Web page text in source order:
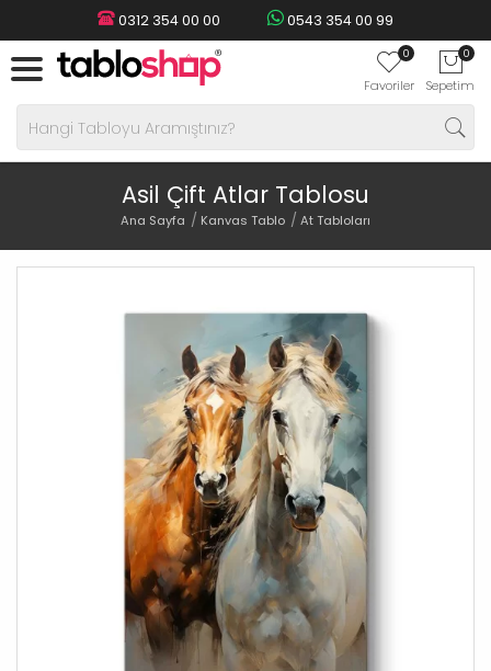
0312 354 00 00 0543 354 00 99
0
Favoriler
0
Sepetim
Asil Çift Atlar Tablosu
Ana Sayfa Kanvas Tablo At Tabloları